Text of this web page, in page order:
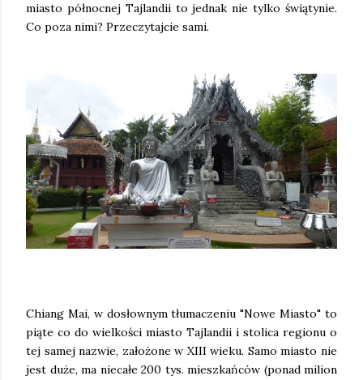
miasto północnej Tajlandii to jednak nie tylko świątynie.
Co poza nimi? Przeczytajcie sami.
Chiang Mai, w dosłownym tłumaczeniu "Nowe Miasto" to
piąte co do wielkości miasto Tajlandii i stolica regionu o
tej samej nazwie, założone w XIII wieku. Samo miasto nie
jest duże, ma niecałe 200 tys. mieszkańców (ponad milion